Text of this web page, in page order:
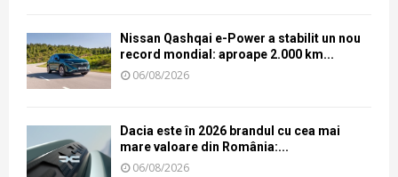
Nissan Qashqai e-Power a stabilit un nou
record mondial: aproape 2.000 km...
06/08/2026
Dacia este în 2026 brandul cu cea mai
mare valoare din România:...
06/08/2026